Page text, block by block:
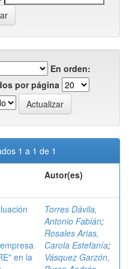
En orden:
por página
1 a 1 de 1
Autor(es)
en la
Torres Dávila,
Antonio Fabián;
Rosales Arias,
Carola Estefanía;
Vásquez Garzón,